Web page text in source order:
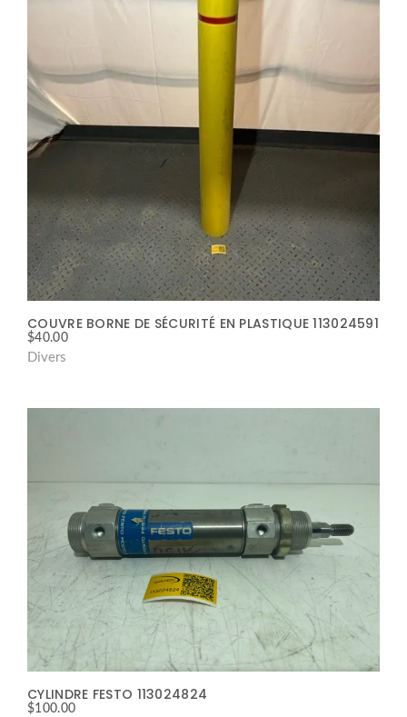
COUVRE BORNE DE SÉCURITÉ EN PLASTIQUE 113024591
$40.00
Divers
CYLINDRE FESTO 113024824
$100.00